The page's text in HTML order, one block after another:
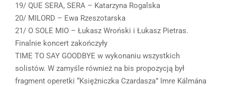
19/ QUE SERA, SERA – Katarzyna Rogalska
20/ MILORD – Ewa Rzeszotarska
21/ O SOLE MIO – Łukasz Wroński i Łukasz Pietras.
Finalnie koncert zakończyły
TIME TO SAY GOODBYE w wykonaniu wszystkich
solistów. W zamyśle również na bis propozycją był
fragment operetki “Księżniczka Czardasza” Imre Kálmána